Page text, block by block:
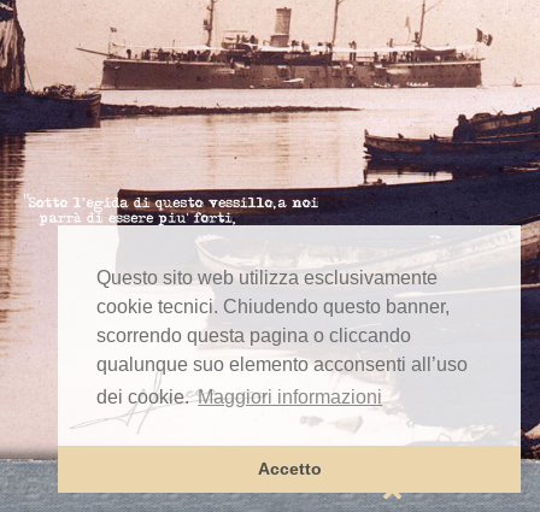
Questo sito web utilizza esclusivamente
cookie tecnici. Chiudendo questo banner,
scorrendo questa pagina o cliccando
qualunque suo elemento acconsenti all’uso
dei cookie.Maggiori informazioni
Accetto